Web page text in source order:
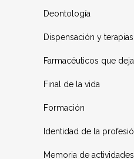
Deontología
Dispensación y terapias
Farmacéuticos que
Final de la vida
Formación
Identidad de la
Memoria de actividades